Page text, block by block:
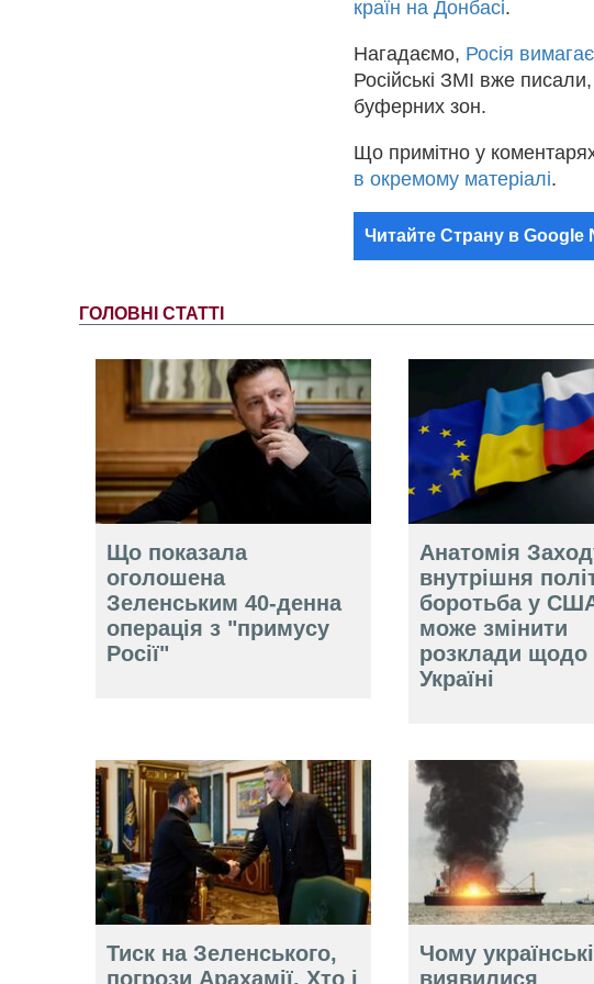
країн на Донбасі.
Нагадаємо, Росія
Російські ЗМІ вже
буферних зон.
Що примітно у
в окремому матеріалі.
Читайте Страну в Google
ГОЛОВНІ СТАТТІ
Що показала
оголошена
Зеленським 40-денна
операція з "примусу
Росії"
Анатомія
внутрішня
боротьба у
може змінити
розклади щодо
Україні
Тиск на Зеленського,
погрози Арахамії. Хто і
Чому
виявилися